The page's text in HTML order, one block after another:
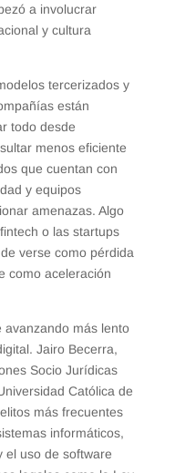
a involucrar
y cultura
tercerizados y
están
todo desde
menos eficiente
que cuentan con
y equipos
amenazas. Algo
o las startups
verse como pérdida
como aceleración
avanzando más lento
Jairo Becerra,
Socio Jurídicas
Católica de
más frecuentes
informáticos,
el uso de software